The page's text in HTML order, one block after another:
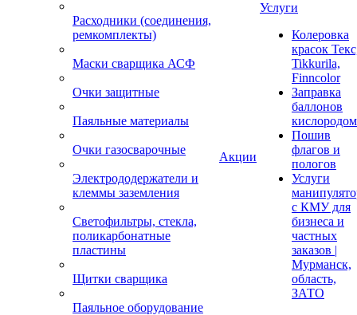
Расходники (соединения,
ремкомплекты)
Маски сварщика АСФ
Очки защитные
Паяльные материалы
Очки газосварочные
Электрододержатели и
клеммы заземления
Светофильтры, стекла,
поликарбонатные
пластины
Щитки сварщика
Паяльное оборудование
Акции
Услуги
Колеровка
красок
Tikkurila,
Finncolor
Заправка
баллонов
кислородом
Пошив
флагов и
пологов
Услуги
с КМУ для
бизнеса и
частных
заказов |
Мурманск,
область,
ЗАТО